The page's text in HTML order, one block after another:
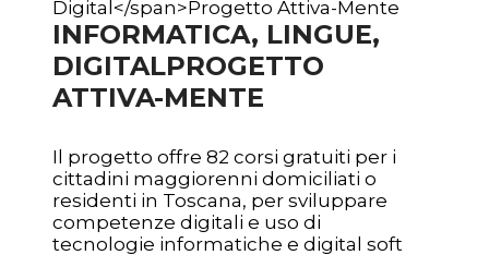
INFORMATICA, LINGUE,
DIGITALPROGETTO
ATTIVA-MENTE
Il progetto offre 82 corsi gratuiti per i
cittadini maggiorenni domiciliati o
residenti in Toscana, per sviluppare
competenze digitali e uso di
tecnologie informatiche e digital soft